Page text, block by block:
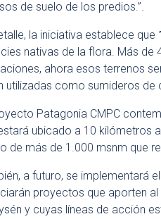
de suelo de los predios.”.
la iniciativa establece que
nativas de la flora. Más de
ahora esos terrenos
utilizadas como sumideros de
Patagonia CMPC
ubicado a 10 kilómetros
de más de 1.000 msnm que
a futuro, se implementará el
proyectos que aporten
y cuyas líneas de acción